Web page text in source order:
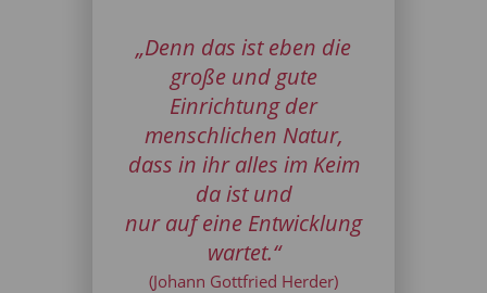
„Denn das ist eben die
große und gute
Einrichtung der
menschlichen Natur,
dass in ihr alles im Keim
da ist und
nur auf eine Entwicklung
wartet.“
(Johann Gottfried Herder)